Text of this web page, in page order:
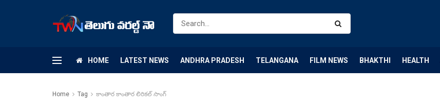
HOME LATEST NEWS ANDHRA PRADESH TELANGANA FILM NEWS BHAKTHI HEALTH
Home Tag కాంతార కాంతార లిరికల్ సాంగ్